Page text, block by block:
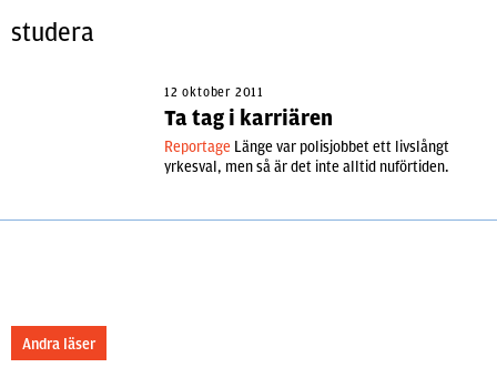
studera
12 oktober 2011
Ta tag i karriären
Reportage Länge var polisjobbet ett livslångt
yrkesval, men så är det inte alltid nuförtiden.
Andra läser